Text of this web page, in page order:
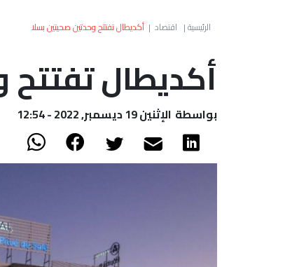
الرئيسية| اقتصاد | أكديطال تفتتح وحدتين صحيتين بسلا
أكديطال
بواسطة الإثنين 19 ديسمبر, 2022 - 12:54